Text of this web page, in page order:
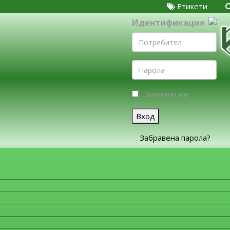
Етикети
Идентификация
Запомни ме
Вход
Забравена парола?